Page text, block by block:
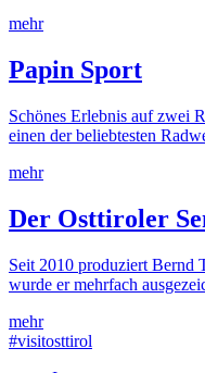
mehr
Papin Sport
Schönes Erlebnis auf zwei
einen der beliebtesten
mehr
Der Osttiroler
Seit 2010 produziert Bernd
wurde er mehrfach
mehr
#visitosttirol